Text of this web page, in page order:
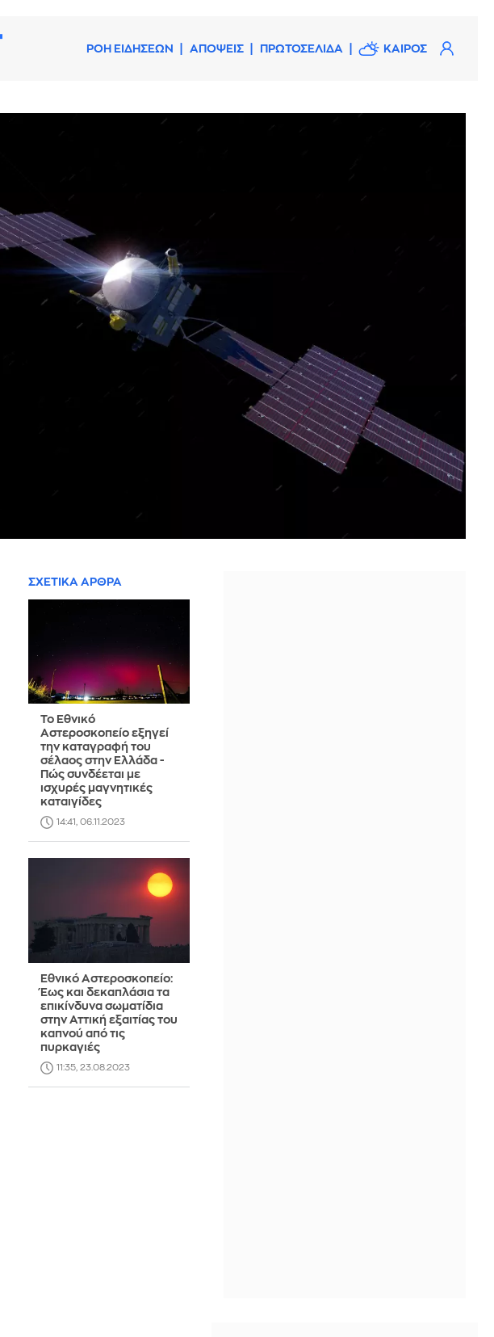
ΡΟΗ ΕΙΔΗΣΕΩΝ ΑΠΟΨΕΙΣ ΠΡΩΤΟΣΕΛΙΔΑ ΚΑΙΡΟΣ
ΣΧΕΤΙΚΑ ΑΡΘΡΑ
Το Εθνικό
Αστεροσκοπείο εξηγεί
την καταγραφή του
σέλαος στην Ελλάδα -
Πώς συνδέεται με
ισχυρές μαγνητικές
καταιγίδες
14:41, 06.11.2023
Εθνικό Αστεροσκοπείο:
Έως και δεκαπλάσια τα
επικίνδυνα σωματίδια
στην Αττική εξαιτίας του
καπνού από τις
πυρκαγιές
11:35, 23.08.2023